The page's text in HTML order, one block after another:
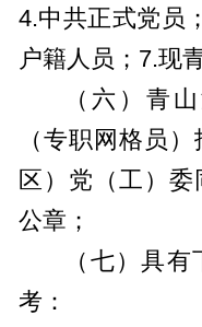
4.中共正式党员
户籍人员；7.现
（六）青
（专职网格员
区）党（工）
公章；
（七）具
考：